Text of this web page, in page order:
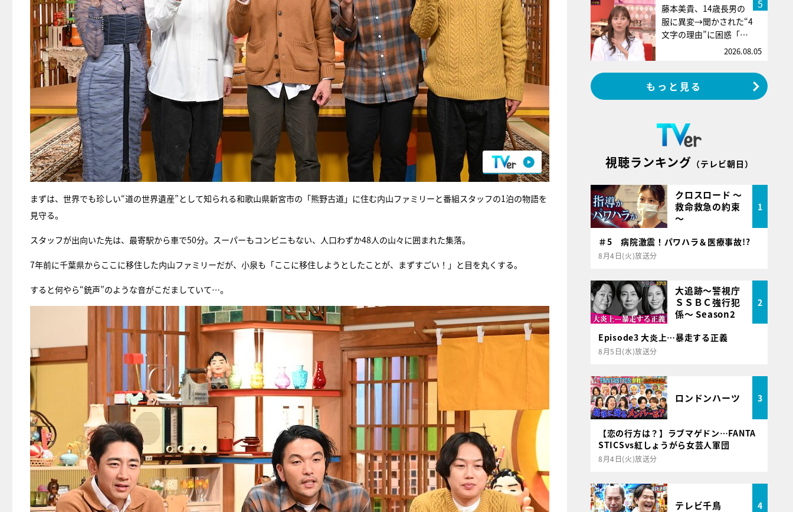
まずは、世界でも珍しい“道の世界遺産”として知られる和歌山県新宮市の「熊野古道」に住む内山ファミリーと番組スタッフの1泊の物語を
見守る。
スタッフが出向いた先は、最寄駅から車で50分。スーパーもコンビニもない、人口わずか48人の山々に囲まれた集落。
7年前に千葉県からここに移住した内山ファミリーだが、小泉も「ここに移住しようとしたことが、まずすごい！」と目を丸くする。
すると何やら“銃声”のような音がこだましていて…。
5
藤本美貴、14歳長男の
服に異変→聞かされた“4
文字の理由”に困惑「…
2026.08.05
もっと見る
視聴ランキング （テレビ朝日）
クロスロード ～
救命救急の約束
～
1
＃5 病院激震！パワハラ＆医療事故!?
8月4日(火)放送分
大追跡～警視庁
ＳＳＢＣ強行犯
係～ Season2
2
Episode3 大炎上…暴走する正義
8月5日(水)放送分
ロンドンハーツ 3
【恋の行方は？】ラブマゲドン…FANTA
STICSvs紅しょうがら女芸人軍団
8月4日(火)放送分
テレビ千鳥 4